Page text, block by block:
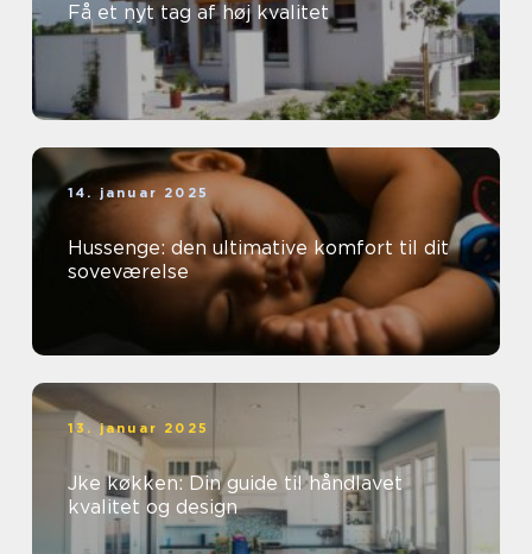
Få et nyt tag af høj kvalitet
14. januar 2025
Hussenge: den ultimative komfort til dit
soveværelse
13. januar 2025
Jke køkken: Din guide til håndlavet
kvalitet og design